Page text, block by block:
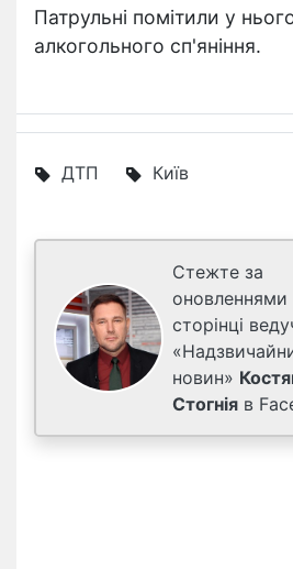
Патрульні помітили у
алкогольного сп'яніння.
ДТП Київ
Стежте за
оновленнями
сторінці
новин»
Стогнія в